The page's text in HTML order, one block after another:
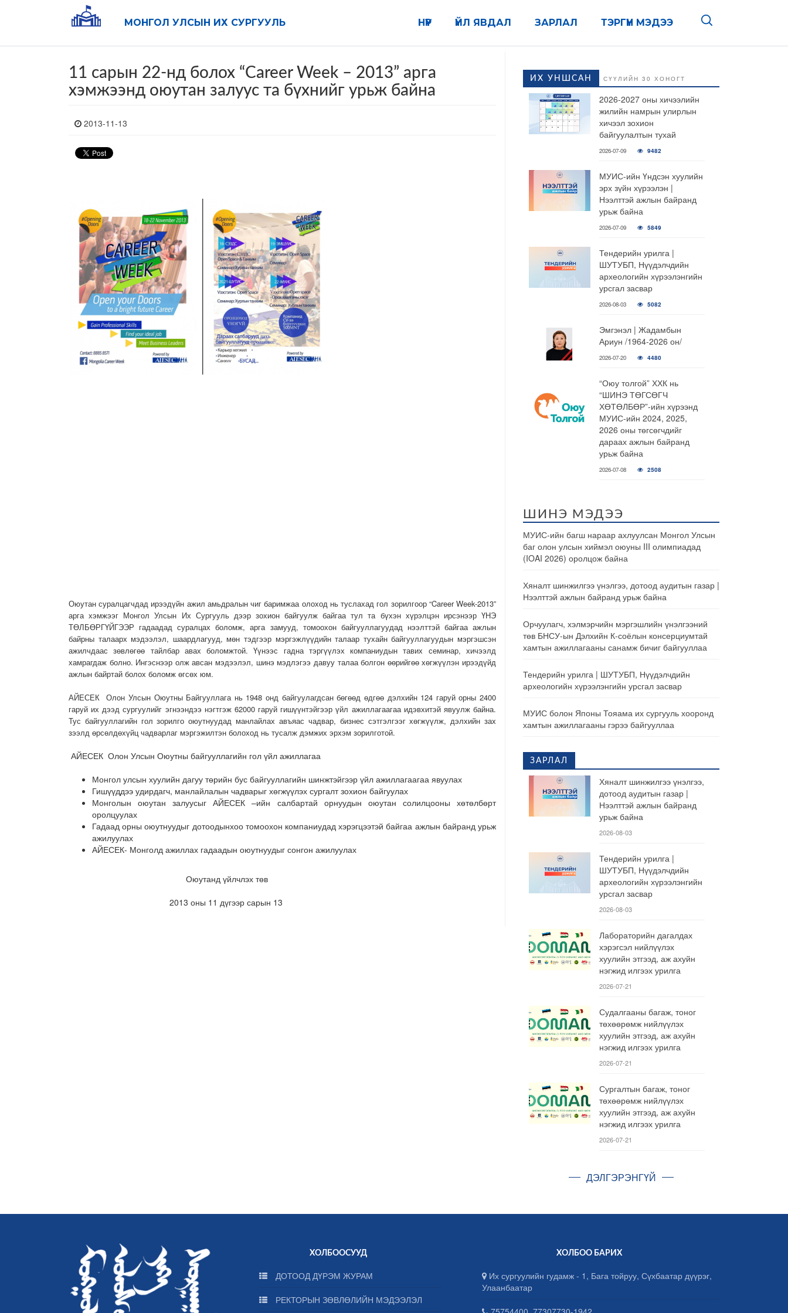
МОНГОЛ УЛСЫН ИХ СУРГУУЛЬ ТЭРГҮҮН МЭДЭЭ
ЗАРЛАЛ
ҮЙЛ ЯВДАЛ
НҮҮР
11 сарын 22-нд болох “Career Week – 2013” арга
хэмжээнд оюутан залуус та бүхнийг урьж байна
2013-11-13
Оюутан суралцагчдад ирээдүйн ажил амьдралын чиг баримжаа олоход нь туслахад гол зорилгоор “Career Week-2013”
арга хэмжээг Монгол Улсын Их Сургууль дээр зохион байгуулж байгаа тул та бүхэн хүрэлцэн ирсэнээр ҮНЭ
ТӨЛБӨРГҮЙГЭЭР гадаадад суралцах боломж, арга замууд, томоохон байгууллагуудад нээлттэй байгаа ажлын
байрны талаарх мэдээлэл, шаардлагууд, мөн тэдгээр мэргэжлүүдийн талаар тухайн байгууллагуудын мэргэшсэн
ажилчдаас зөвлөгөө тайлбар авах боломжтой. Үүнээс гадна тэргүүлэх компаниудын тавих семинар, хичээлд
хамрагдаж болно. Ингэснээр олж авсан мэдээлэл, шинэ мэдлэгээ давуу талаа болгон өөрийгөө хөгжүүлэн ирээдүйд
ажлын байртай болох боломж өгсөх юм.
АЙЕСЕК Олон Улсын Оюутны Байгууллага нь 1948 онд байгуулагдсан бөгөөд өдгөө дэлхийн 124 гаруй орны 2400
гаруй их дээд сургуулийг эгнээндээ нэгтгэж 62000 гаруй гишүүнтэйгээр үйл ажиллагаагаа идэвхитэй явуулж байна.
Тус байгууллагийн гол зорилго оюутнуудад манлайлах авъяас чадвар, бизнес сэтгэлгээг хөгжүүлж, дэлхийн зах
зээлд өрсөлдөхүйц чадварлаг мэргэжилтэн болоход нь тусалж дэмжих эрхэм зорилготой.
АЙЕСЕК Олон Улсын Оюутны байгууллагийн гол үйл ажиллагаа
Монгол улсын хуулийн дагуу төрийн бус байгууллагийн шинжтэйгээр үйл ажиллагаагаа явуулах
Гишүүддээ удирдагч, манлайлалын чадварыг хөгжүүлэх сургалт зохион байгуулах
Монголын оюутан залуусыг АЙЕСЕК –ийн салбартай орнуудын оюутан солилцооны хөтөлбөрт
оролцуулах
Гадаад орны оюутнуудыг дотоодынхоо томоохон компаниудад хэрэгцээтэй байгаа ажлын байранд урьж
ажилуулах
АЙЕСЕК- Монголд ажиллах гадаадын оюутнуудыг сонгон ажилуулах
Оюутанд үйлчлэх төв
2013 оны 11 дүгээр сарын 13
ИХ УНШСАН СҮҮЛИЙН 30 ХОНОГТ
2026-2027 оны хичээлийн
жилийн намрын улирлын
хичээл зохион
байгуулалтын тухай
2026-07-09 9482
МУИС-ийн Үндсэн хуулийн
эрх зүйн хүрээлэн |
Нээлттэй ажлын байранд
урьж байна
2026-07-09 5849
Тендерийн урилга |
ШУТУБП, Нүүдэлчдийн
археологийн хүрээлэнгийн
урсгал засвар
2026-08-03 5082
Эмгэнэл | Жадамбын
Ариун /1964-2026 он/
2026-07-20 4480
“Оюу толгой” ХХК нь
“ШИНЭ ТӨГСӨГЧ
ХӨТӨЛБӨР”-ийн хүрээнд
МУИС-ийн 2024, 2025,
2026 оны төгсөгчдийг
дараах ажлын байранд
урьж байна
2026-07-08 2508
ШИНЭ МЭДЭЭ
МУИС-ийн багш нараар ахлуулсан Монгол Улсын
баг олон улсын хиймэл оюуны III олимпиадад
(IOAI 2026) оролцож байна
Хяналт шинжилгээ үнэлгээ, дотоод аудитын газар |
Нээлттэй ажлын байранд урьж байна
Орчуулагч, хэлмэрчийн мэргэшлийн үнэлгээний
төв БНСУ-ын Дэлхийн К-соёлын консерциумтай
хамтын ажиллагааны санамж бичиг байгууллаа
Тендерийн урилга | ШУТУБП, Нүүдэлчдийн
археологийн хүрээлэнгийн урсгал засвар
МУИС болон Японы Тояама их сургууль хооронд
хамтын ажиллагааны гэрээ байгууллаа
ЗАРЛАЛ
Хяналт шинжилгээ үнэлгээ,
дотоод аудитын газар |
Нээлттэй ажлын байранд
урьж байна
2026-08-03
Тендерийн урилга |
ШУТУБП, Нүүдэлчдийн
археологийн хүрээлэнгийн
урсгал засвар
2026-08-03
Лабораторийн дагалдах
хэрэгсэл нийлүүлэх
хуулийн этгээд, аж ахуйн
нэгжид илгээх урилга
2026-07-21
Судалгааны багаж, тоног
төхөөрөмж нийлүүлэх
хуулийн этгээд, аж ахуйн
нэгжид илгээх урилга
2026-07-21
Сургалтын багаж, тоног
төхөөрөмж нийлүүлэх
хуулийн этгээд, аж ахуйн
нэгжид илгээх урилга
2026-07-21
ДЭЛГЭРЭНГҮЙ
ХОЛБООСУУД
ДОТООД ДҮРЭМ ЖУРАМ
РЕКТОРЫН ЗӨВЛӨЛИЙН МЭДЭЭЛЭЛ
ХОЛБОО БАРИХ
Их сургуулийн гудамж - 1, Бага тойруу, Сүхбаатар дүүрэг,
Улаанбаатар